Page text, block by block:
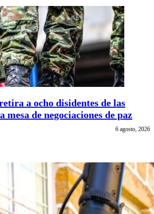
a ocho disidentes de las
mesa de negociaciones de paz
6 agosto, 2026